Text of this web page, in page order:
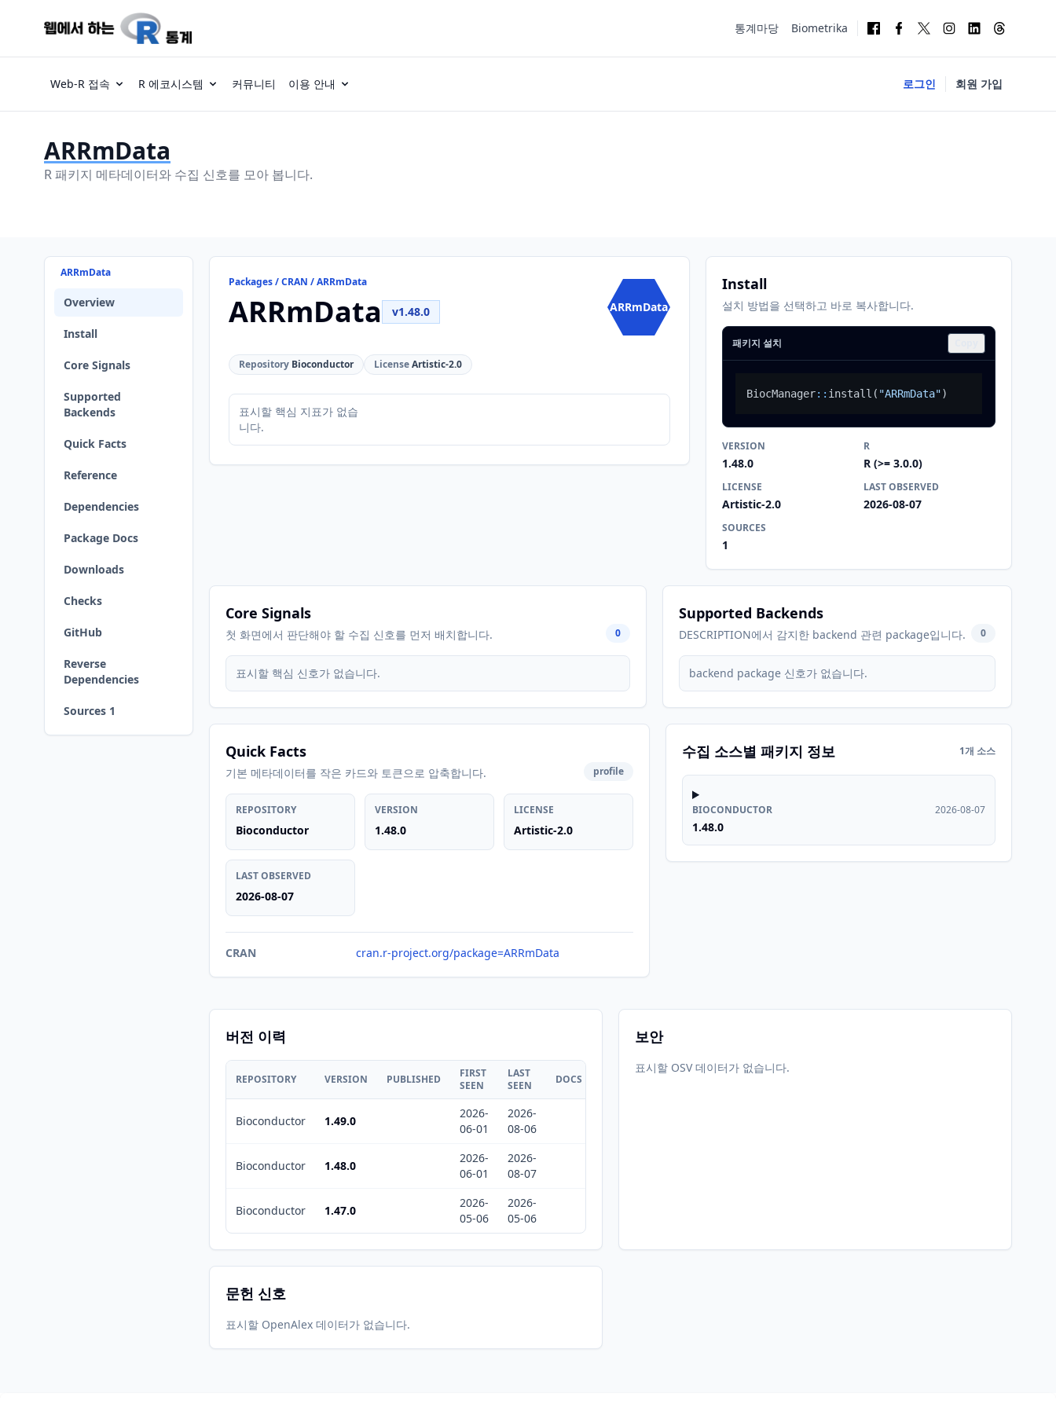
통계마당 Biometrika
Web-R 접속 R 에코시스템 커뮤니티 이용 안내 로그인 회원 가입
ARRmData
R 패키지 메타데이터와 수집 신호를 모아 봅니다.
ARRmData
Overview
Install
Core Signals
Supported
Backends
Quick Facts
Reference
Dependencies
Package Docs
Downloads
Checks
GitHub
Reverse
Dependencies
Sources 1
Packages / CRAN / ARRmData
ARRmData v1.48.0 ARRmData
Repository Bioconductor LicenseArtistic-2.0
표시할 핵심 지표가 없습
니다.
Install
설치 방법을 선택하고 바로 복사합니다.
패키지 설치
BiocManager:: install ( "ARRmData")
VERSION
1.48.0
R
R (>= 3.0.0)
LICENSE
Artistic-2.0
LAST OBSERVED
2026-08-07
SOURCES
1
Core Signals
첫 화면에서 판단해야 할 수집 신호를 먼저 배치합니다. 0
표시할 핵심 신호가 없습니다.
Supported Backends
DESCRIPTION에서 감지한 backend 관련 package입니다. 0
backend package 신호가 없습니다.
Quick Facts
기본 메타데이터를 작은 카드와 토큰으로 압축합니다. profile
REPOSITORY
Bioconductor
VERSION
1.48.0
LICENSE
Artistic-2.0
LAST OBSERVED
2026-08-07
CRAN cran.r-project.org/package=ARRmData
수집 소스별 패키지 정보 1개 소스
BIOCONDUCTOR
1.48.0
2026-08-07
버전 이력
REPOSITORY VERSION PUBLISHED
FIRST
SEEN
LAST
SEEN
DOCS
Bioconductor 1.49.0
2026-
06-01
2026-
08-06
Bioconductor 1.48.0
2026-
06-01
2026-
08-07
Bioconductor 1.47.0
2026-
05-06
2026-
05-06
보안
표시할 OSV 데이터가 없습니다.
문헌 신호
표시할 OpenAlex 데이터가 없습니다.